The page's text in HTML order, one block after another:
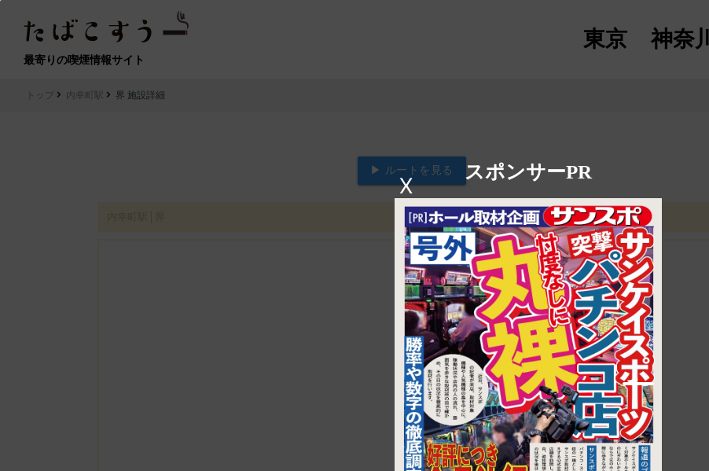
最寄りの喫煙情報サイト
東京 神奈川
スポンサーPR
X
1
トップ 内幸町駅 界 施設詳細
▶ ルートを見る